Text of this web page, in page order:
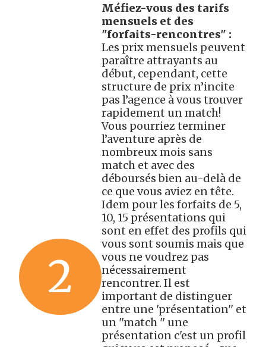
2
Méfiez-vous des tarifs
mensuels et des
"forfaits-rencontres" :
Les prix mensuels peuvent
paraître attrayants au
début, cependant, cette
structure de prix n’incite
pas l’agence à vous trouver
rapidement un match!
Vous pourriez terminer
l’aventure après de
nombreux mois sans
match et avec des
déboursés bien au-delà de
ce que vous aviez en tête.
Idem pour les forfaits de 5,
10, 15 présentations qui
sont en effet des profils qui
vous sont soumis mais que
vous ne voudrez pas
nécessairement
rencontrer. Il est
important de distinguer
entre une 'présentation'' et
un ''match '' une
présentation c'est un profil